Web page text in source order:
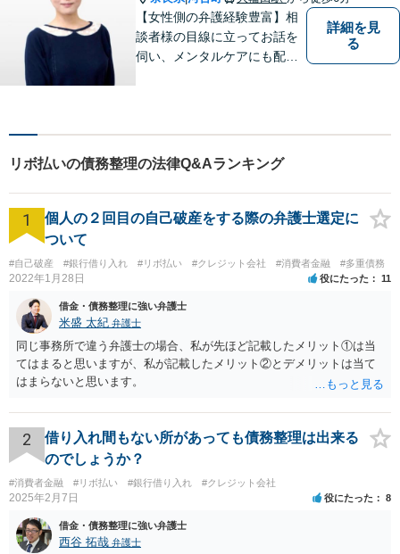
【女性側の弁護経験豊富】相
談者様の目線に立ってお話を
伺い、メンタルケアにも配慮
策をご提案【LINE利用可】
【平日夜間、土日祝日、応相
談】
詳細を見
る
リボ払いの債務整理の法律Q&Aランキング
1
個人の２回目の自己破産をする際の弁護士選定に
ついて
#自己破産 #銀行借り入れ #リボ払い #クレジット会社 #消費者金融 #多重債務
2022年1月28日 役にたった 11
借金・債務整理に強い弁護士
米盛 太紀 弁護士
同じ事務所で違う弁護士の場合、私が先ほど記載したメリット①は当
てはまると思いますが、私が記載したメリット②とデメリットは当て
はまらないと思います。
2
借り入れ間もない所があっても債務整理は出来る
のでしょうか？
#消費者金融 #リボ払い #銀行借り入れ #クレジット会社
2025年2月7日 役にたった 8
借金・債務整理に強い弁護士
西谷 拓哉 弁護士